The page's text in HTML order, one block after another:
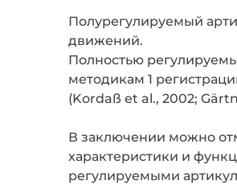
Полурегулируемый
движений.
Полностью
методикам 1
(Kordaß et al., 2002;
В заключении можно
характеристики и
регулируемыми